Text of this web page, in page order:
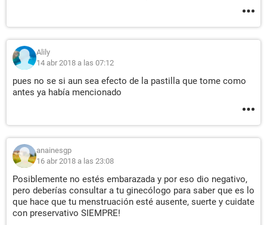
Alily
14 abr 2018 a las 07:12
pues no se si aun sea efecto de la pastilla que tome como
antes ya había mencionado
anainesgp
16 abr 2018 a las 23:08
Posiblemente no estés embarazada y por eso dio negativo,
pero deberías consultar a tu ginecólogo para saber que es lo
que hace que tu menstruación esté ausente, suerte y cuidate
con preservativo SIEMPRE!